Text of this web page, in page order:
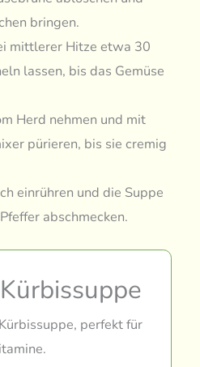
bringen.
mittlerer Hitze etwa 30
lassen, bis das Gemüse
Herd nehmen und mit
pürieren, bis sie cremig
einrühren und die Suppe
abschmecken.
perfekt für